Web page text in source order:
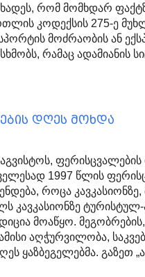
რომ მომხდარ
კოდექსის 275-ე
მოძრაობის ან
რამაც ადამიანის
დღეს მოხდა
აგვისტოს,
1997 წლის
როცა
კავკასიონზე
მოაწყო.
აღჭურვილობა,
ყაზბეგელებმა. გაზეთ